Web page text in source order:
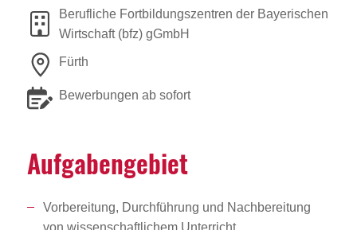
Berufliche Fortbildungszentren der Bayerischen
Wirtschaft (bfz) gGmbH
Fürth
Bewerbungen ab sofort
Aufga­ben­ge­biet
Vorbereitung, Durchführung und Nachbereitung
von wissenschaftlichem Unterricht